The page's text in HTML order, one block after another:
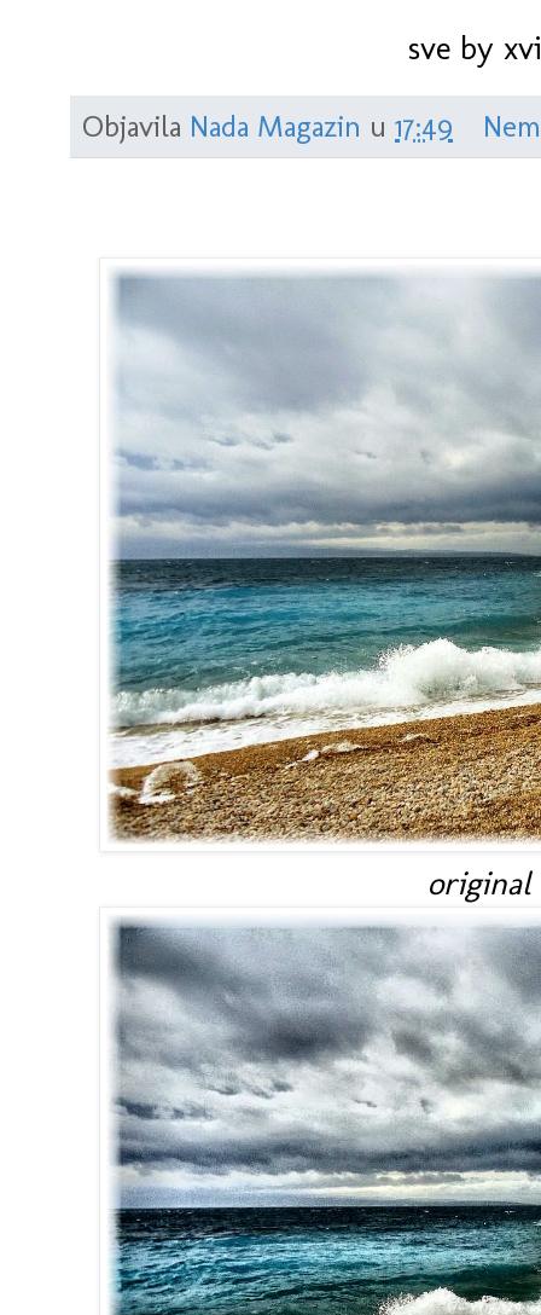
sve by
Objavila Nada Magazin u 17:49
original